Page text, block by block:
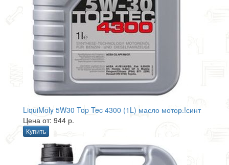
LiquiMoly 5W30 Top Tec 4300 (1L) масло мотор.!синт
Цена от: 944 р.
Купить